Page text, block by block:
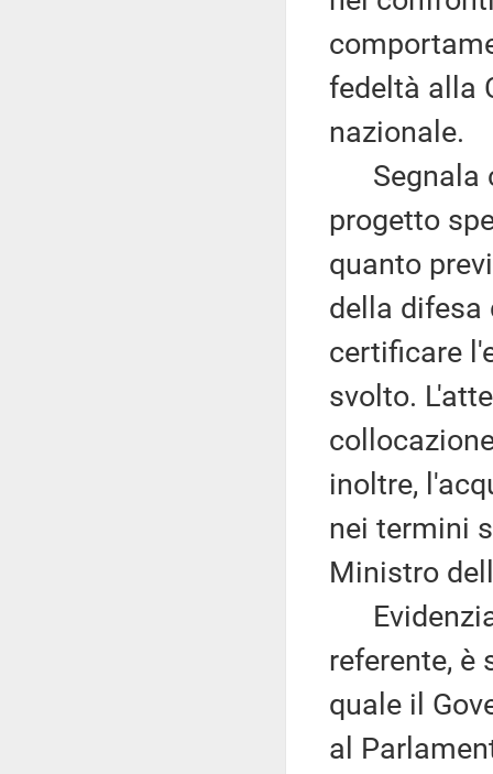
fedeltà alla
nazionale.
Segnala
progetto
quanto
della difesa
certificare
svolto.
inoltre,
nei termini
Ministro
Evidenzia
referente, è
quale il
al